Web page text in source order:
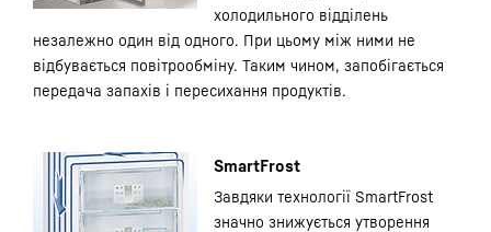
холодильного відділень
незалежно один від одного. При цьому між ними не
відбувається повітрообміну. Таким чином, запобігається
передача запахів і пересихання продуктів.
SmartFrost
Завдяки технології SmartFrost
значно знижується утворення